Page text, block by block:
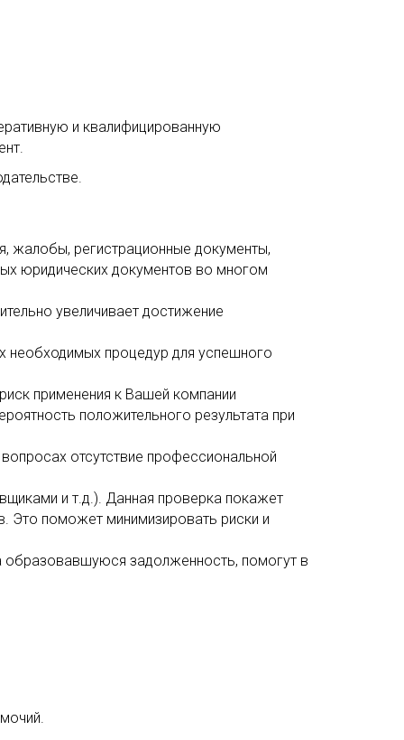
и квалифицированную
жалобы, регистрационные документы,
юридических документов во многом
увеличивает достижение
необходимых процедур для успешного
применения к Вашей компании
положительного результата при
отсутствие профессиональной
и т.д.). Данная проверка покажет
Это поможет минимизировать риски и
задолженность, помогут в